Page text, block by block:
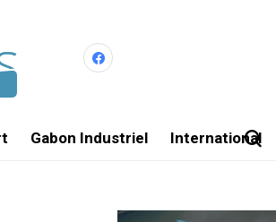
Gabon Industriel International